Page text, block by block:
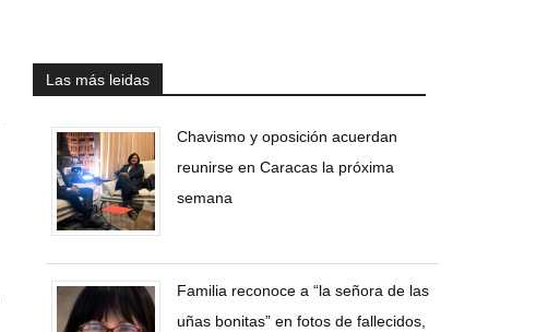
Las más leidas
Chavismo y oposición acuerdan
reunirse en Caracas la próxima
semana
Familia reconoce a “la señora de las
uñas bonitas” en fotos de fallecidos,